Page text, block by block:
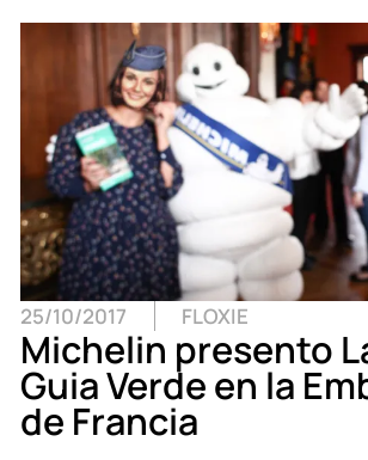
25/10/2017 FLOXIE
Michelin presento
Guia Verde en la
de Francia